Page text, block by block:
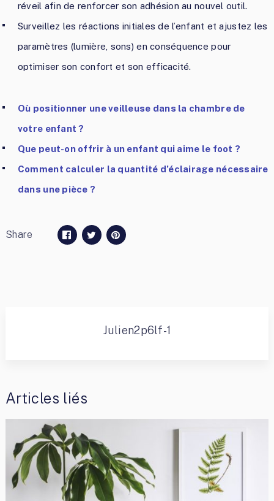
réveil afin de renforcer son adhésion au nouvel outil.
Surveillez les réactions initiales de l’enfant et ajustez les
paramètres (lumière, sons) en conséquence pour
optimiser son confort et son efficacité.
Où positionner une veilleuse dans la chambre de
votre enfant ?
Que peut-on offrir à un enfant qui aime le foot ?
Comment calculer la quantité d’éclairage nécessaire
dans une pièce ?
Share
Julien2p6lf-1
Articles liés